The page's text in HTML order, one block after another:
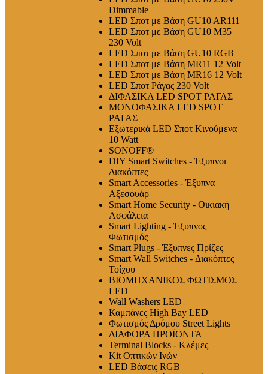
Dimmable
LED Σποτ με Βάση GU10 AR111
LED Σποτ με Βάση GU10 M35
230 Volt
LED Σποτ με Βάση GU10 RGB
LED Σποτ με Βάση MR11 12 Volt
LED Σποτ με Βάση MR16 12 Volt
LED Σποτ Ράγας 230 Volt
ΔΙΦΑΣΙΚΑ LED SPOT ΡΑΓΑΣ
ΜΟΝΟΦΑΣΙΚΑ LED SPOT
ΡΑΓΑΣ
Εξωτερικά LED Σποτ Κινούμενα
10 Watt
SONOFF®
DIY Smart Switches - Έξυπνοι
Διακόπτες
Smart Accessories - Έξυπνα
Αξεσουάρ
Smart Home Security - Οικιακή
Ασφάλεια
Smart Lighting - Έξυπνος
Φωτισμός
Smart Plugs - Έξυπνες Πρίζες
Smart Wall Switches - Διακόπτες
Τοίχου
ΒΙΟΜΗΧΑΝΙΚΟΣ ΦΩΤΙΣΜΟΣ
LED
Wall Washers LED
Καμπάνες High Bay LED
Φωτισμός Δρόμου Street Lights
ΔΙΑΦΟΡΑ ΠΡΟΪΟΝΤΑ
Terminal Blocks - Κλέμες
Kit Οπτικών Ινών
LED Βάσεις RGB